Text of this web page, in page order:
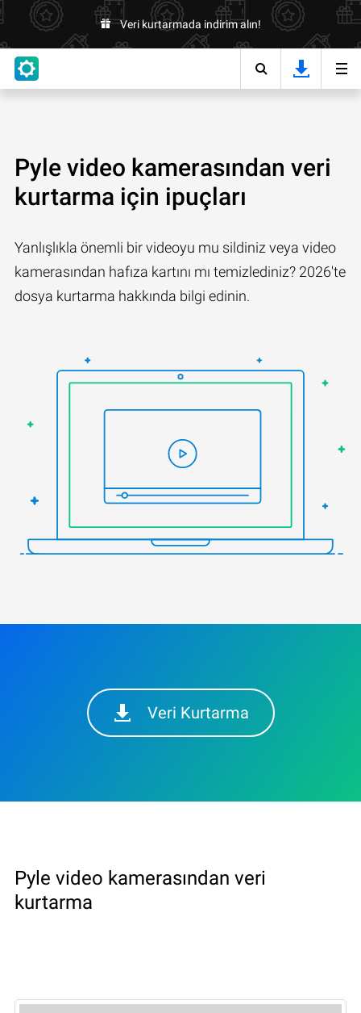
Veri kurtarmada indirim alın!
Pyle video kamerasından veri
kurtarma için ipuçları
Yanlışlıkla önemli bir videoyu mu sildiniz veya video
kamerasından hafıza kartını mı temizlediniz? 2026'te
dosya kurtarma hakkında bilgi edinin.
Veri Kurtarma
Pyle video kamerasından veri
kurtarma